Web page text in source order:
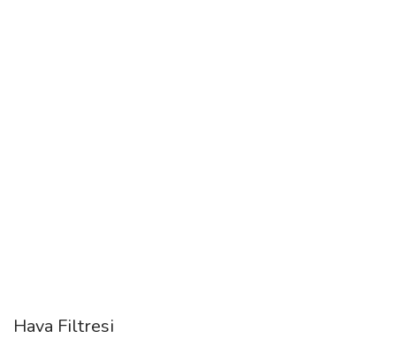
Hava Filtresi